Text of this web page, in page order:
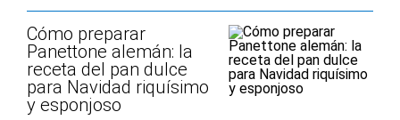
Cómo preparar
Panettone alemán: la
receta del pan dulce
para Navidad riquísimo
y esponjoso